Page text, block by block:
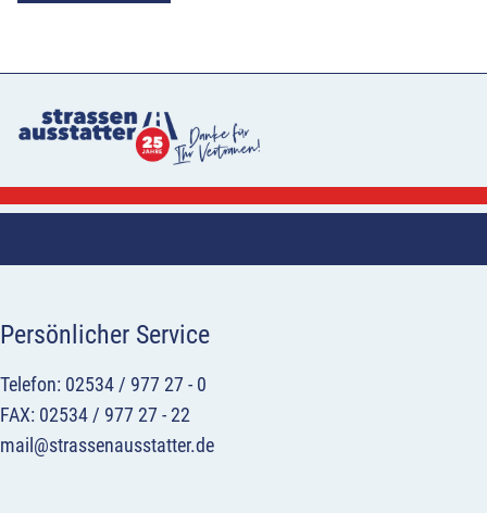
Persönlicher Service
Telefon: 02534 / 977 27 - 0
FAX: 02534 / 977 27 - 22
mail@strassenausstatter.de